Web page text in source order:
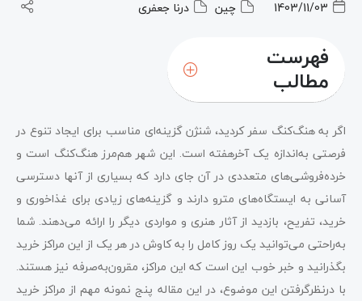
1403/11/03 چین درنا جعفری
فهرست
مطالب
اگر به هنگ‌کنگ سفر کردید، شنژن گزینه‌ای مناسب برای ایجاد تنوع در
فرصتی به‌اندازه یک آخرهفته است. این شهر هم‌مرز هنگ‌کنگ است و
خرده‌فروشی‌های متعددی در آن جای دارد که بسیاری از آنها دسترسی
آسانی به ایستگاه‌های مترو دارند و گزینه‌های زیادی برای غذاخوری و
خرید، تفریح، بازدید از آثار هنری و مواردی دیگر را ارائه می‌دهند. شما
به‌راحتی می‌توانید یک روز کامل را به کاوش در هر یک از این مراکز خرید
بگذرانید و خبر خوب این است که این مراکز، مقرون‌به‌صرفه نیز هستند.
با درنظرگرفتن این موضوع، در این مقاله پنج نمونه مهم از مراکز خرید